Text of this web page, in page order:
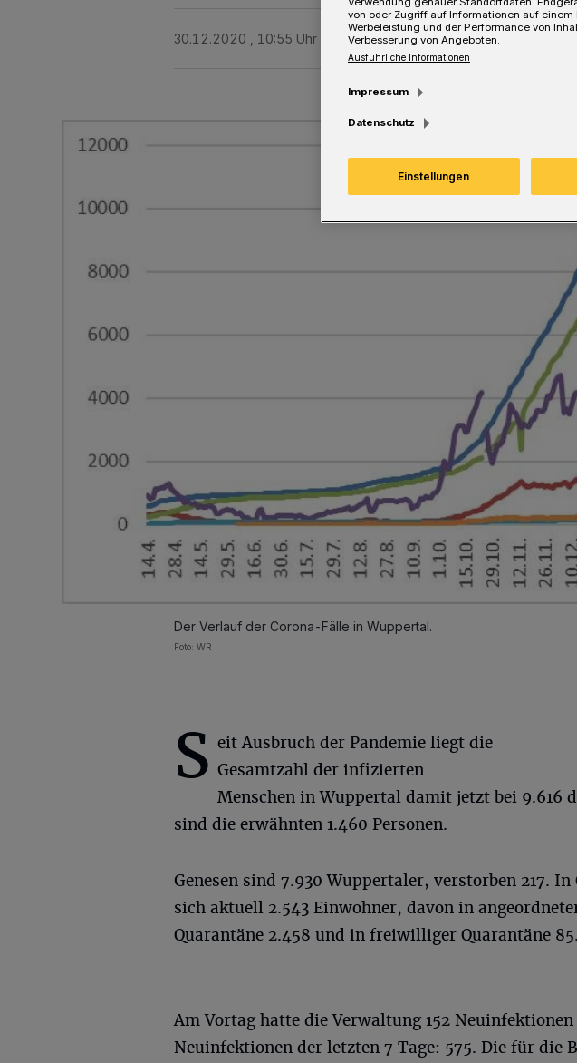
30.12.2020 , 10:55 Uhr Eine Minute Lesezeit
Der Verlauf der Corona-Fälle in Wuppertal.
Foto: WR
S eit Ausbruch der Pandemie liegt die
Gesamtzahl der infizierten
Menschen in Wuppertal damit jetzt bei 9.616
sind die erwähnten 1.460 Personen.
Genesen sind 7.930 Wuppertaler, verstorben 217.
sich aktuell 2.543 Einwohner, davon in
Quarantäne 2.458 und in freiwilliger Quarantäne 85.
Am Vortag hatte die Verwaltung 152 Neuinfektionen
Neuinfektionen der letzten 7 Tage: 575. Die für die
von oder Zugriff auf Informationen auf
Werbeleistung und der Performance von
Verbesserung von Angeboten.
Ausführliche Informationen
Impressum
Datenschutz
Einstellungen